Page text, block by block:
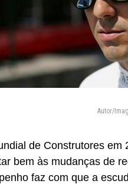
Autor/
de Construtores
bem às mudanças de
faz com que a